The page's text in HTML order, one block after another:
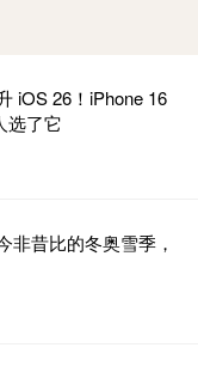
iOS 26！iPhone 16
选了它
非昔比的冬奥雪季，